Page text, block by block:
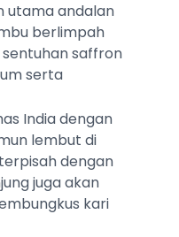
utama andalan
berlimpah
saffron
serta
India dengan
lembut di
dengan
juga akan
kari